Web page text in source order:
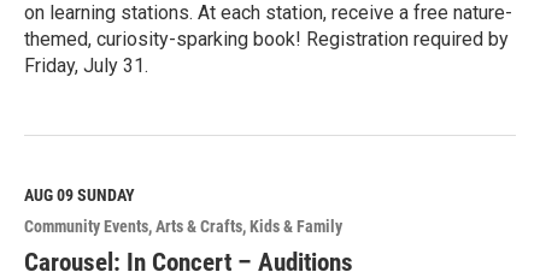
on learning stations. At each station, receive a free nature-
themed, curiosity-sparking book! Registration required by
Friday, July 31.
e
M
o
r
e
AUG 09SUNDAY
Community Events Arts & Crafts Kids & Family
Carousel: In Concert – Auditions